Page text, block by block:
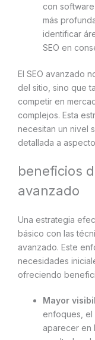
con
más
identificar
SEO en
El SEO avanzado
del sitio, sino que
competir en
complejos. Esta
necesitan un nivel
detallada a
beneficios
avanzado
Una estrategia
básico con las
avanzado. Este
necesidades
ofreciendo
Mayor
enfoques, el
aparecer en